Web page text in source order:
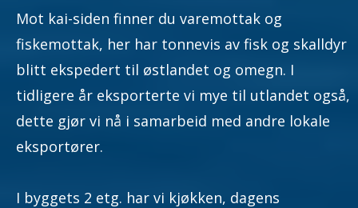
Mot kai-siden finner du varemottak og
fiskemottak, her har tonnevis av fisk og skalldyr
blitt ekspedert til østlandet og omegn. I
tidligere år eksporterte vi mye til utlandet også,
dette gjør vi nå i samarbeid med andre lokale
eksportører.
I byggets 2 etg. har vi kjøkken, dagens